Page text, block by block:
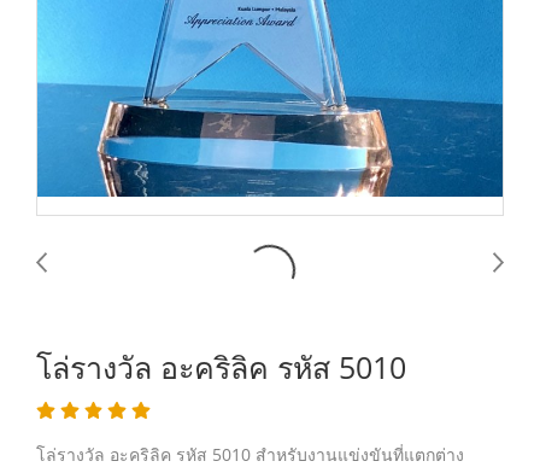
โล่รางวัล อะคริลิค รหัส 5010
โล่รางวัล อะคริลิค รหัส 5010 สำหรับงานแข่งขันที่แตกต่าง